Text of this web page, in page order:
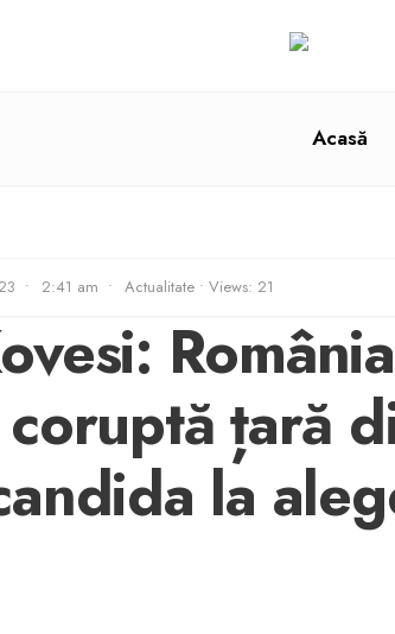
Acasă
• 2:41 am • Actualitate • Views: 21
coruptă țară
la